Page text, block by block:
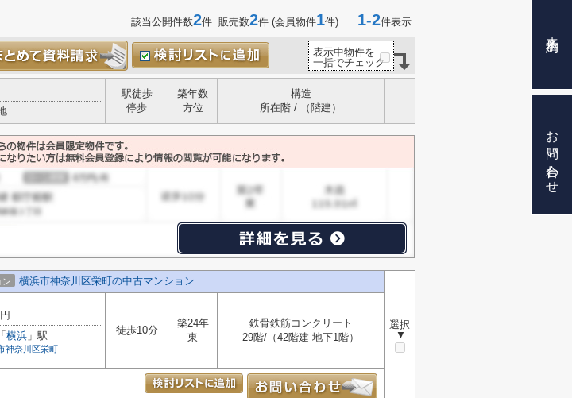
該当公開件数2件 販売数2件 (会員物件1件) 1-2件表示
表示中物件を
一括でチェック
駅徒歩
停歩
築年数
方位
構造
所在階 / （階建）
ン 横浜市神奈川区栄町の中古マンション
選択
▼
「 横浜 」駅
神奈川区栄町
徒歩10分
築24年
東
鉄骨鉄筋コンクリート
29階/（42階建 地下1階）
お問い合わせ